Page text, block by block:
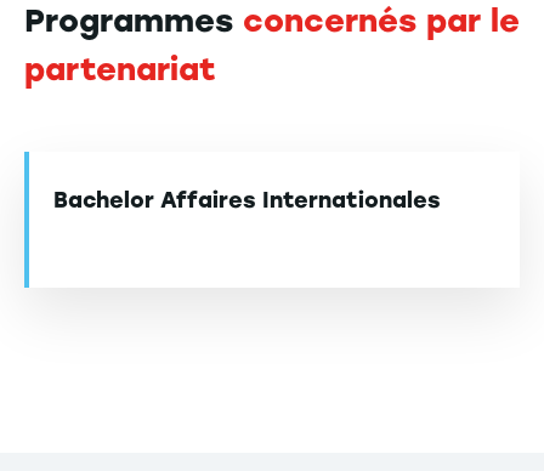
Programmes concernés par le
partenariat
Bachelor Affaires Internationales